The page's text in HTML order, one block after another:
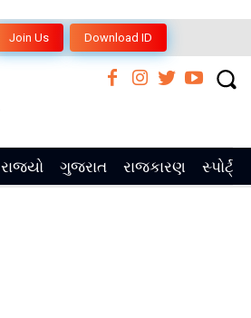
Join Us Download ID
રાજ્યો ગુજરાત રાજકારણ સ્પોર્ટ્સ